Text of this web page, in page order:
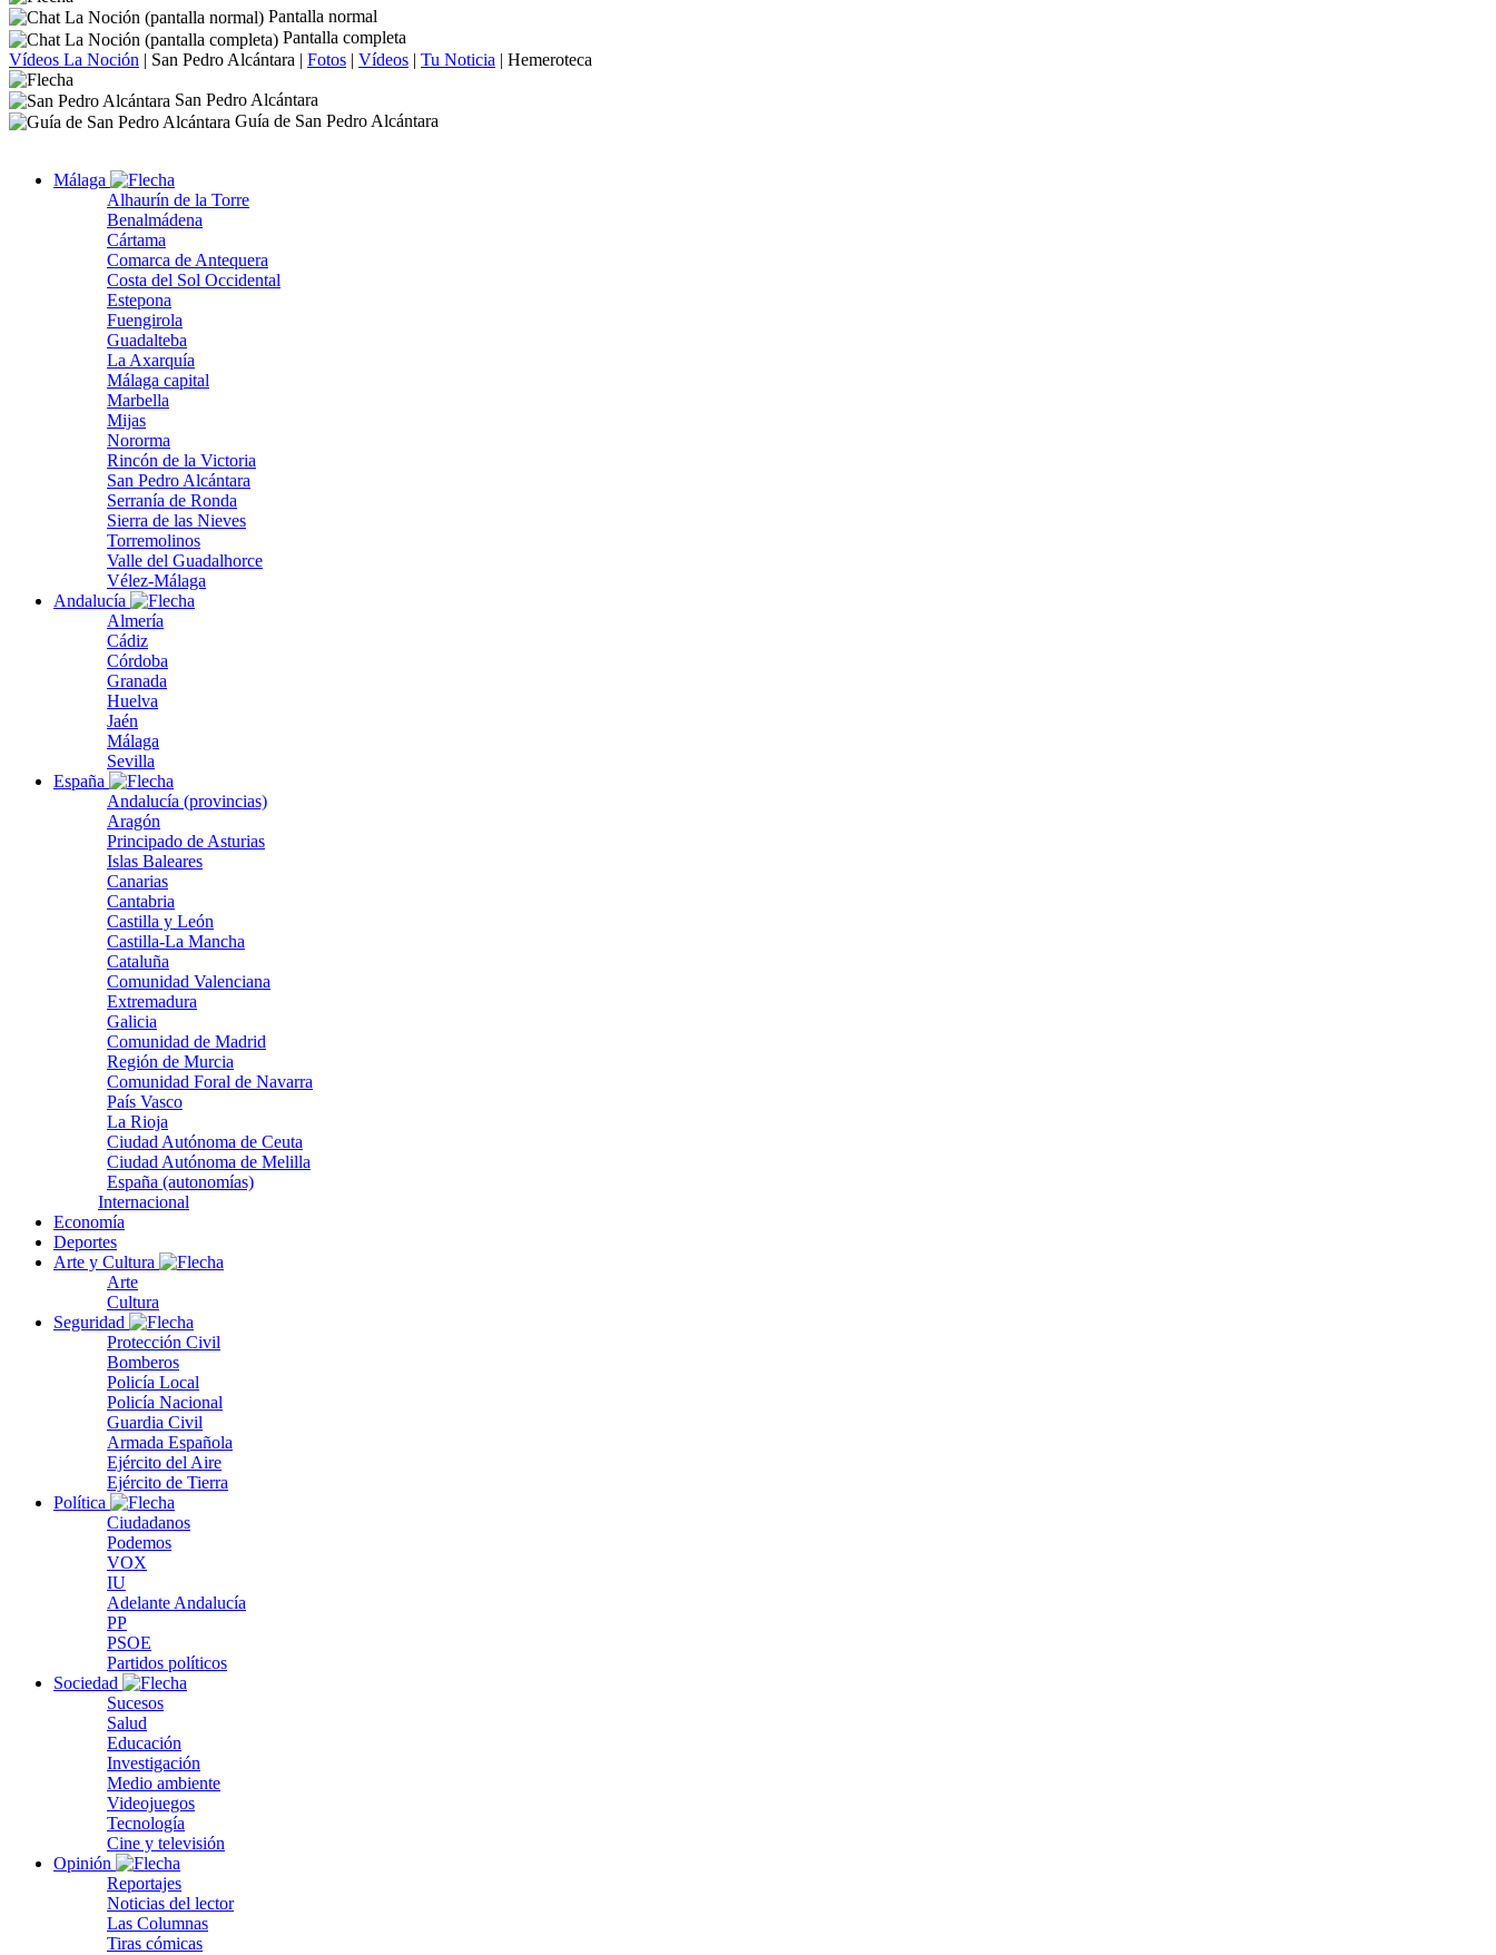
Pantalla normal
Pantalla completa
Vídeos La Noción | San Pedro Alcántara | Fotos | Vídeos | Tu Noticia | Hemeroteca
San Pedro Alcántara
Guía de San Pedro Alcántara
Málaga
Alhaurín de la Torre
Benalmádena
Cártama
Comarca de Antequera
Costa del Sol Occidental
Estepona
Fuengirola
Guadalteba
La Axarquía
Málaga capital
Marbella
Mijas
Nororma
Rincón de la Victoria
San Pedro Alcántara
Serranía de Ronda
Sierra de las Nieves
Torremolinos
Valle del Guadalhorce
Vélez-Málaga
Andalucía
Almería
Cádiz
Córdoba
Granada
Huelva
Jaén
Málaga
Sevilla
España
Andalucía (provincias)
Aragón
Principado de Asturias
Islas Baleares
Canarias
Cantabria
Castilla y León
Castilla-La Mancha
Cataluña
Comunidad Valenciana
Extremadura
Galicia
Comunidad de Madrid
Región de Murcia
Comunidad Foral de Navarra
País Vasco
La Rioja
Ciudad Autónoma de Ceuta
Ciudad Autónoma de Melilla
España (autonomías)
Internacional
Economía
Deportes
Arte y Cultura
Arte
Cultura
Seguridad
Protección Civil
Bomberos
Policía Local
Policía Nacional
Guardia Civil
Armada Española
Ejército del Aire
Ejército de Tierra
Política
Ciudadanos
Podemos
VOX
IU
Adelante Andalucía
PP
PSOE
Partidos políticos
Sociedad
Sucesos
Salud
Educación
Investigación
Medio ambiente
Videojuegos
Tecnología
Cine y televisión
Opinión
Reportajes
Noticias del lector
Las Columnas
Tiras cómicas